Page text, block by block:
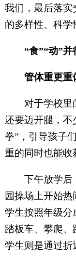
我们，最后落实
的多样性、科学
“食”“动”并
管体重更重
对于学校里的
还要迈开腿，不
拳”，引导孩子
重的同时也能收
下午放学后，
园操场上开始
学生按照年级分
踏板车、攀爬
学生则是通过折